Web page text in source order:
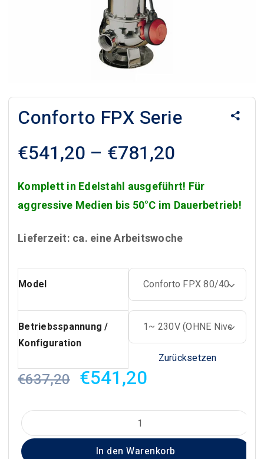
Conforto FPX Serie
€541,20 – €781,20
bis
€781,20
Komplett in Edelstahl ausgeführt! Für
aggressive Medien bis 50°C im Dauerbetrieb!
Lieferzeit: ca. eine Arbeitswoche
Model
Betriebsspannung /
Konfiguration
Zurücksetzen
€637,20 Ursprünglicher
war:
€637,20
€541,20
ist:
€541,20.
Conforto
FPX
Serie
In den Warenkorb